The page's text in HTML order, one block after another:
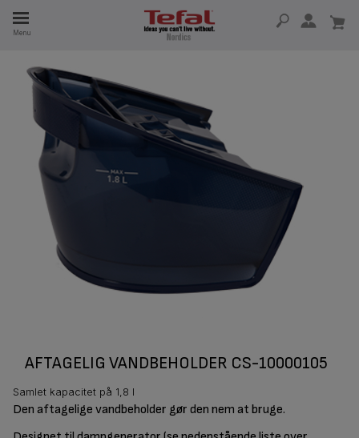
Menu
I 15 ÅR
AFTAGELIG VANDBEHOLDER CS-10000105
Samlet kapacitet på 1,8 l
Den aftagelige vandbeholder gør den nem at bruge.